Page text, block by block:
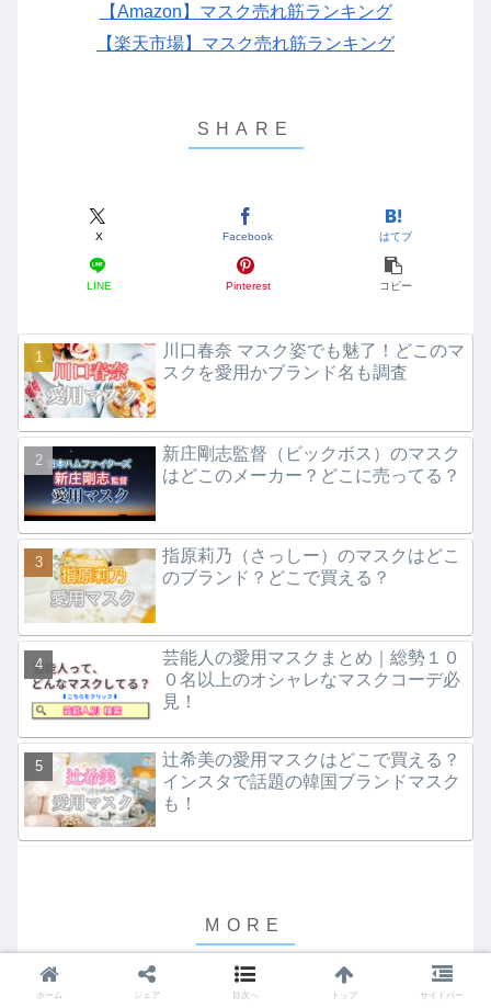
【Amazon】マスク売れ筋ランキング
【楽天市場】マスク売れ筋ランキング
X Facebook はてブ
LINE Pinterest コピー
川口春奈 マスク姿でも魅了！どこのマ
スクを愛用かブランド名も調査
新庄剛志監督（ビックボス）のマスク
はどこのメーカー？どこに売ってる？
指原莉乃（さっしー）のマスクはどこ
のブランド？どこで買える？
芸能人の愛用マスクまとめ｜総勢１０
０名以上のオシャレなマスクコーデ必
見！
辻希美の愛用マスクはどこで買える？
インスタで話題の韓国ブランドマスク
も！
ホーム シェア 目次へ トップ サイドバー